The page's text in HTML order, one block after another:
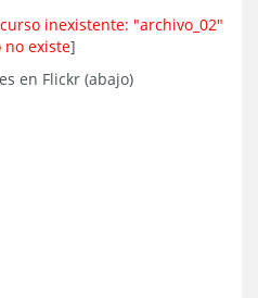
inexistente: "archivo_02"
existe]
en Flickr (abajo)